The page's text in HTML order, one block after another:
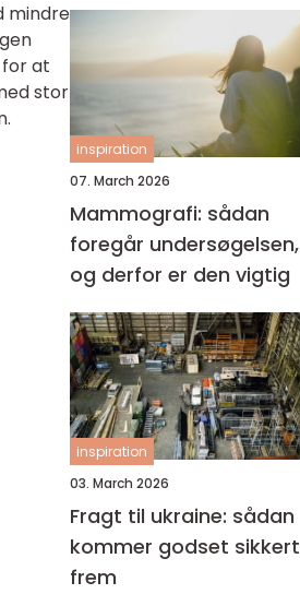
mindre
at
stor
inspiration
07. March 2026
Mammografi: sådan
foregår undersøgelsen,
og derfor er den vigtig
inspiration
03. March 2026
Fragt til ukraine: sådan
kommer godset sikkert
frem